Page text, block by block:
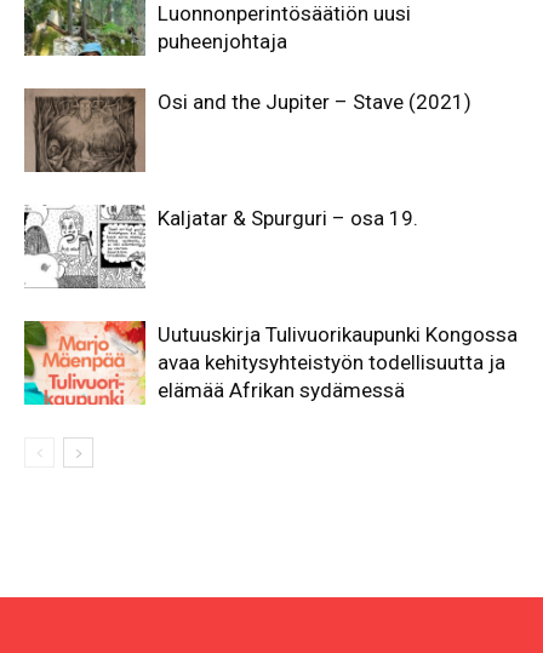
Luonnonperintösäätiön uusi
puheenjohtaja
Osi and the Jupiter – Stave (2021)
Kaljatar & Spurguri – osa 19.
Uutuuskirja Tulivuorikaupunki Kongossa
avaa kehitysyhteistyön todellisuutta ja
elämää Afrikan sydämessä